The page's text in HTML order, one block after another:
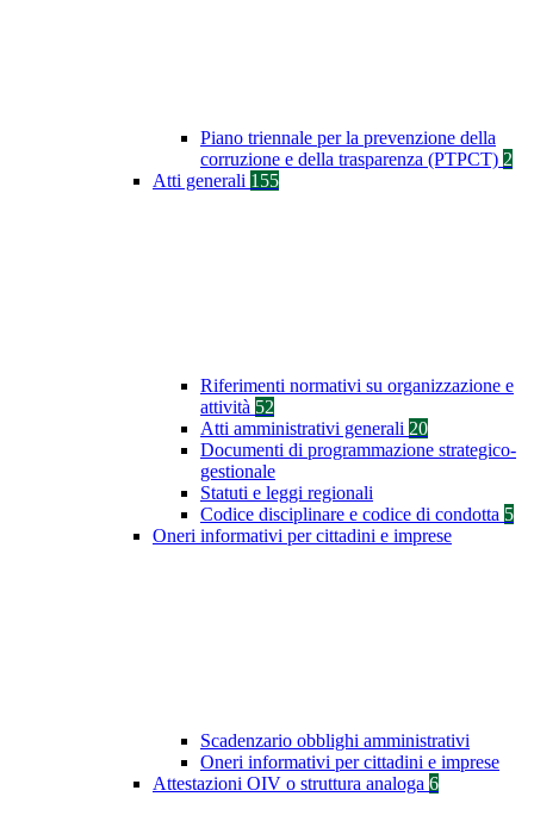
Piano triennale per la prevenzione della
corruzione e della trasparenza (PTPCT) 2
Atti generali 155
Riferimenti normativi su organizzazione e
attività 52
Atti amministrativi generali 20
Documenti di programmazione strategico-
gestionale
Statuti e leggi regionali
Codice disciplinare e codice di condotta 5
Oneri informativi per cittadini e imprese
Scadenzario obblighi amministrativi
Oneri informativi per cittadini e imprese
Attestazioni OIV o struttura analoga 6